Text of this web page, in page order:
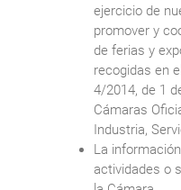
ejercicio de
promover y
de ferias y
recogidas en
4/2014, de 1
Cámaras
Industria,
La
actividades o